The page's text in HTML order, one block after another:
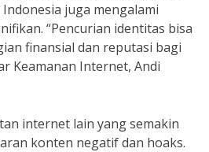
juga mengalami
“Pencurian identitas bisa
finansial dan reputasi bagi
Keamanan Internet, Andi
internet lain yang semakin
konten negatif dan hoaks.